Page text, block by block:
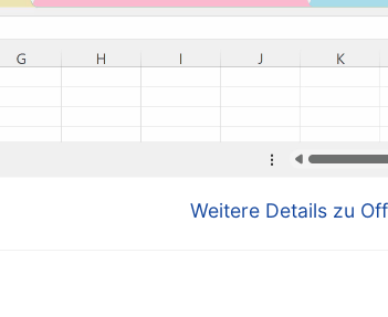
Weitere Details zu